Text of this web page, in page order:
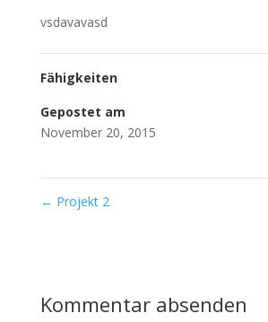
vsdavavasd
Fähigkeiten
Gepostet am
November 20, 2015
← Projekt 2
Kommentar absenden